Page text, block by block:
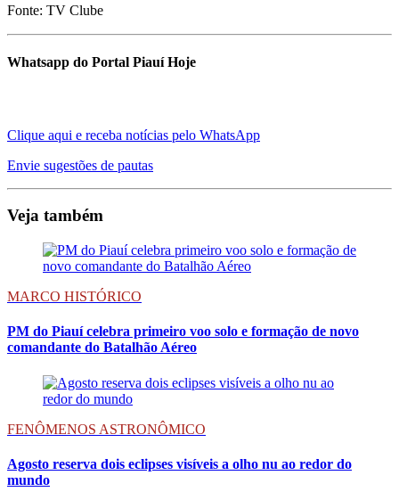
Fonte: TV Clube
Whatsapp do Portal Piauí Hoje
Clique aqui e receba notícias pelo WhatsApp
Envie sugestões de pautas
Veja também
MARCO HISTÓRICO
PM do Piauí celebra primeiro voo solo e formação de novo
comandante do Batalhão Aéreo
FENÔMENOS ASTRONÔMICO
Agosto reserva dois eclipses visíveis a olho nu ao redor do
mundo